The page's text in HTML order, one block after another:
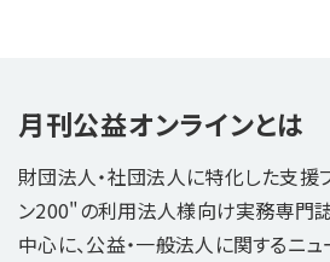
月刊公益オンラインとは
財団法人・社団法人に特化した支援
ン200"の利用法人様向け実務専門
中心に、公益・一般法人に関するニ